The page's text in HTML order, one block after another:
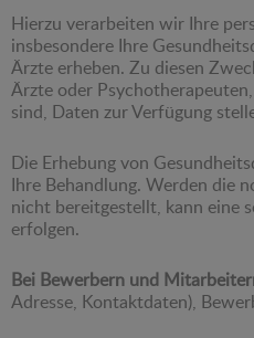
Hierzu verarbeiten wir Ihre
insbesondere Ihre
Ärzte erheben. Zu diesen
Ärzte oder
sind, Daten zur Verfügung
Die Erhebung von
Ihre Behandlung. Werden die
nicht bereitgestellt, kann eine
erfolgen.
Bei Bewerbern und
Adresse, Kontaktdaten),